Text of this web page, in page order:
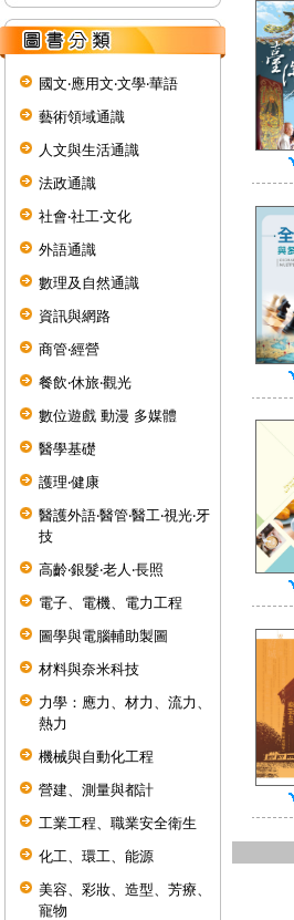
國文‧應用文‧文學‧華語
藝術領域通識
人文與生活通識
法政通識
社會‧社工‧文化
外語通識
數理及自然通識
資訊與網路
商管‧經營
餐飲‧休旅‧觀光
數位遊戲 動漫 多媒體
醫學基礎
護理‧健康
醫護外語‧醫管‧醫工‧視光‧牙
技
高齡‧銀髮‧老人‧長照
電子、電機、電力工程
圖學與電腦輔助製圖
材料與奈米科技
力學：應力、材力、流力、
熱力
機械與自動化工程
營建、測量與都計
工業工程、職業安全衛生
化工、環工、能源
美容、彩妝、造型、芳療、
寵物